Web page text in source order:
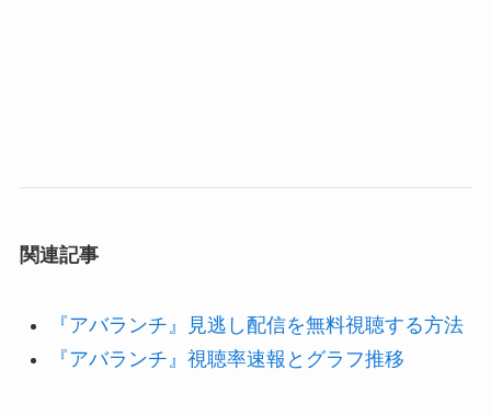
関連記事
『アバランチ』見逃し配信を無料視聴する方法
『アバランチ』視聴率速報とグラフ推移